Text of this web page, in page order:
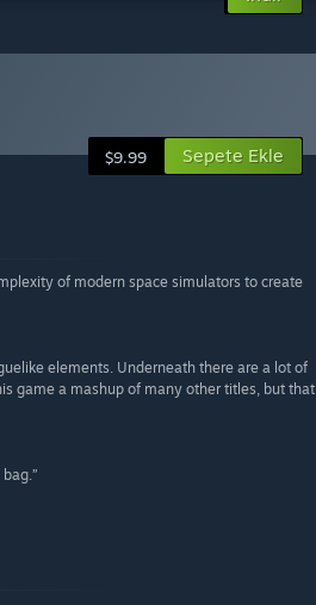
$9.99 Sepete Ekle
of modern space simulators to create
elements. Underneath there are a lot of
game a mashup of many other titles, but that